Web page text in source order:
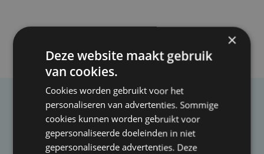
Taalfout opgemerkt?
Heb je een taal- of schrijffout opgemerkt in dit
artikel?
×
Deze website maakt gebruik
van cookies.
Cookies worden gebruikt voor het
personaliseren van advertenties. Sommige
cookies kunnen worden gebruikt voor
gepersonaliseerde doeleinden in niet
gepersonaliseerde advertenties. Deze